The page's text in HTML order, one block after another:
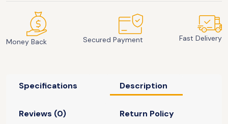
Fast Delivery
Secured Payment
Money Back
Description
Specifications
Return Policy
Reviews (0)